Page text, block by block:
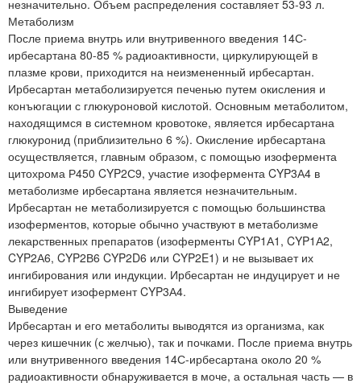
незначительно. Объем распределения составляет 53-93 л.
Метаболизм
После приема внутрь или внутривенного введения 14С-
ирбесартана 80-85 % радиоактивности, циркулирующей в
плазме крови, приходится на неизмененный ирбесартан.
Ирбесартан метаболизируется печенью путем окисления и
конъюгации с глюкуроновой кислотой. Основным метаболитом,
находящимся в системном кровотоке, является ирбесартана
глюкуронид (приблизительно 6 %). Окисление ирбесартана
осуществляется, главным образом, с помощью изофермента
цитохрома Р450 CYP2С9, участие изофермента CYP3А4 в
метаболизме ирбесартана является незначительным.
Ирбесартан не метаболизируется с помощью большинства
изоферментов, которые обычно участвуют в метаболизме
лекарственных препаратов (изоферменты CYP1А1, CYP1А2,
CYP2А6, CYP2В6 CYP2D6 или CYP2E1) и не вызывает их
ингибирования или индукции. Ирбесартан не индуцирует и не
ингибирует изофермент CYP3А4.
Выведение
Ирбесартан и его метаболиты выводятся из организма, как
через кишечник (с желчью), так и почками. После приема внутрь
или внутривенного введения 14С-ирбесартана около 20 %
радиоактивности обнаруживается в моче, а остальная часть — в